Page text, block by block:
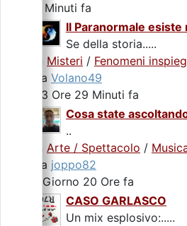
2 Minuti fa
Il Paranormale
Se della storia.....
Misteri / Fenomeni
da Volano49
23 Ore 29 Minuti fa
Cosa state
..
Arte / Spettacolo /
da joppo82
1 Giorno 20 Ore fa
CASO GARLASCO
Un mix esplosivo:.....